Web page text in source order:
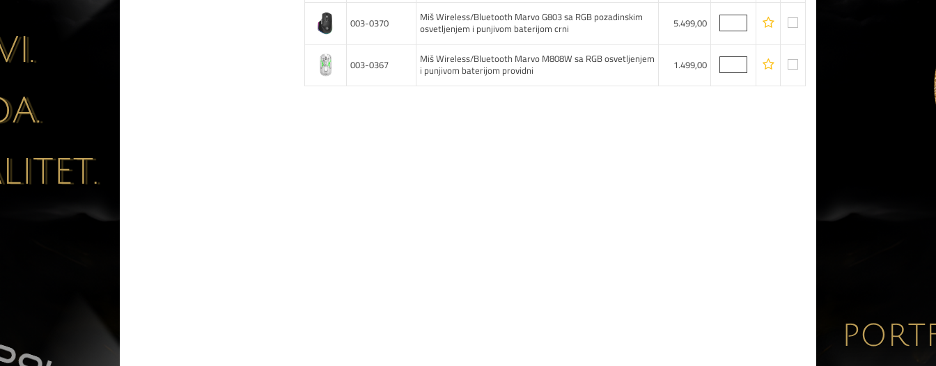
003-0370
Miš Wireless/Bluetooth Marvo G803 sa RGB pozadinskim
osvetljenjem i punjivom baterijom crni
5.499,00
003-0367
Miš Wireless/Bluetooth Marvo M808W sa RGB osvetljenjem
i punjivom baterijom providni
1.499,00